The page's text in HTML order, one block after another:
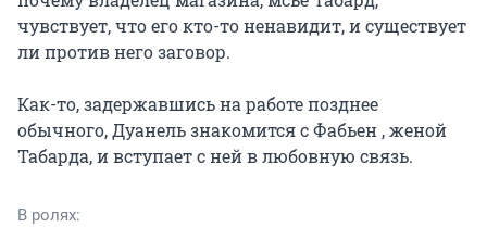
чувствует, что его кто-то ненавидит, и существует
ли против него заговор.
Как-то, задержавшись на работе позднее
обычного, Дуанель знакомится с Фабьен , женой
Табарда, и вступает с ней в любовную связь.
В ролях: